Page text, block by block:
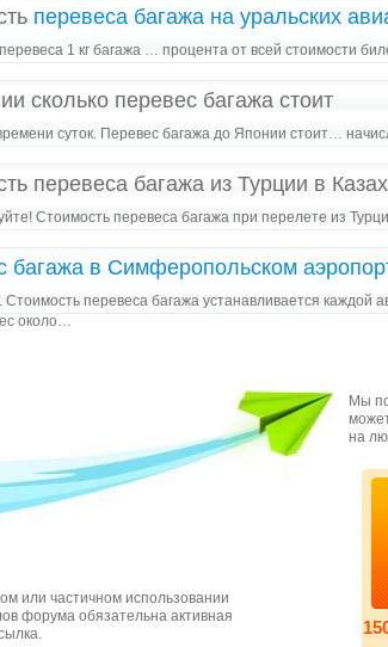
перевеса багажа на уральских
1 кг багажа … процента от всей стоимости
сколько перевес багажа стоит
суток. Перевес багажа до Японии стоит…
перевеса багажа из Турции в
Стоимость перевеса багажа при перелете из
багажа в Симферопольском
Стоимость перевеса багажа устанавливается
около…
или частичном использовании
форума обязательна активная
Мы
на